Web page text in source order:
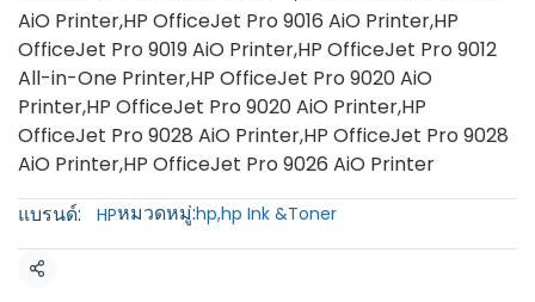
AiO Printer,HP OfficeJet Pro 9016 AiO Printer,HP
OfficeJet Pro 9019 AiO Printer,HP OfficeJet Pro 9012
All-in-One Printer,HP OfficeJet Pro 9020 AiO
Printer,HP OfficeJet Pro 9020 AiO Printer,HP
OfficeJet Pro 9028 AiO Printer,HP OfficeJet Pro 9028
AiO Printer,HP OfficeJet Pro 9026 AiO Printer
แบรนด์:
HPหมวดหมู่:hp,hp Ink &Toner
แชร์